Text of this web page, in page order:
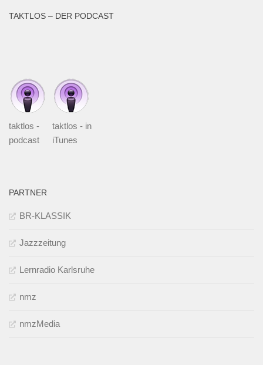
TAKTLOS – DER PODCAST
taktlos -
podcast
taktlos - in
iTunes
PARTNER
BR-KLASSIK
Jazzzeitung
Lernradio Karlsruhe
nmz
nmzMedia